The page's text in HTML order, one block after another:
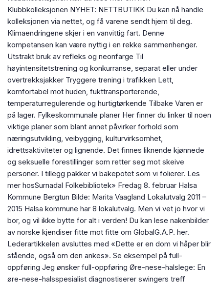
Klubbkolleksjonen NYHET: NETTBUTIKK Du kan nå handle
kolleksjonen via nettet, og få varene sendt hjem til deg.
Klimaendringene skjer i en vanvittig fart. Denne
kompetansen kan være nyttig i en rekke sammenhenger.
Utstrakt bruk av refleks og neonfarge Til
høyintensitetstrening og konkurranse, separat eller under
overtrekksjakker Tryggere trening i trafikken Lett,
komfortabel mot huden, fukttransporterende,
temperaturregulerende og hurtigtørkende Tilbake Varen er
på lager. Fylkeskommunale planer Her finner du linker til noen
viktige planer som blant annet påvirker forhold som
næringsutvikling, veibygging, kulturvirksomhet,
idrettsaktiviteter og lignende. Det finnes liknende kjønnede
og seksuelle forestillinger som retter seg mot skeive
personer. I tillegg pakker vi bakepotet som vi folierer. Les
mer hosSurnadal Folkebibliotek» Fredag 8. februar Halsa
Kommune Bergtun Bilde: Marita Vaagland Lokalutvalg 2011 –
2015 Halsa kommune har 8 lokalutvalg. Men vi vet jo hvor vi
bor, og vil ikke bytte for alt i verden! Du kan lese nakenbilder
av norske kjendiser fitte mot fitte om GlobalG.A.P. her.
Lederartikkelen avsluttes med «Dette er en dom vi håper blir
stående, også om den ankes». Se eksempel på full-
oppføring Jeg ønsker full-oppføring Øre-nese-halslege: En
øre-nese-halsspesialist diagnostiserer swingers treff